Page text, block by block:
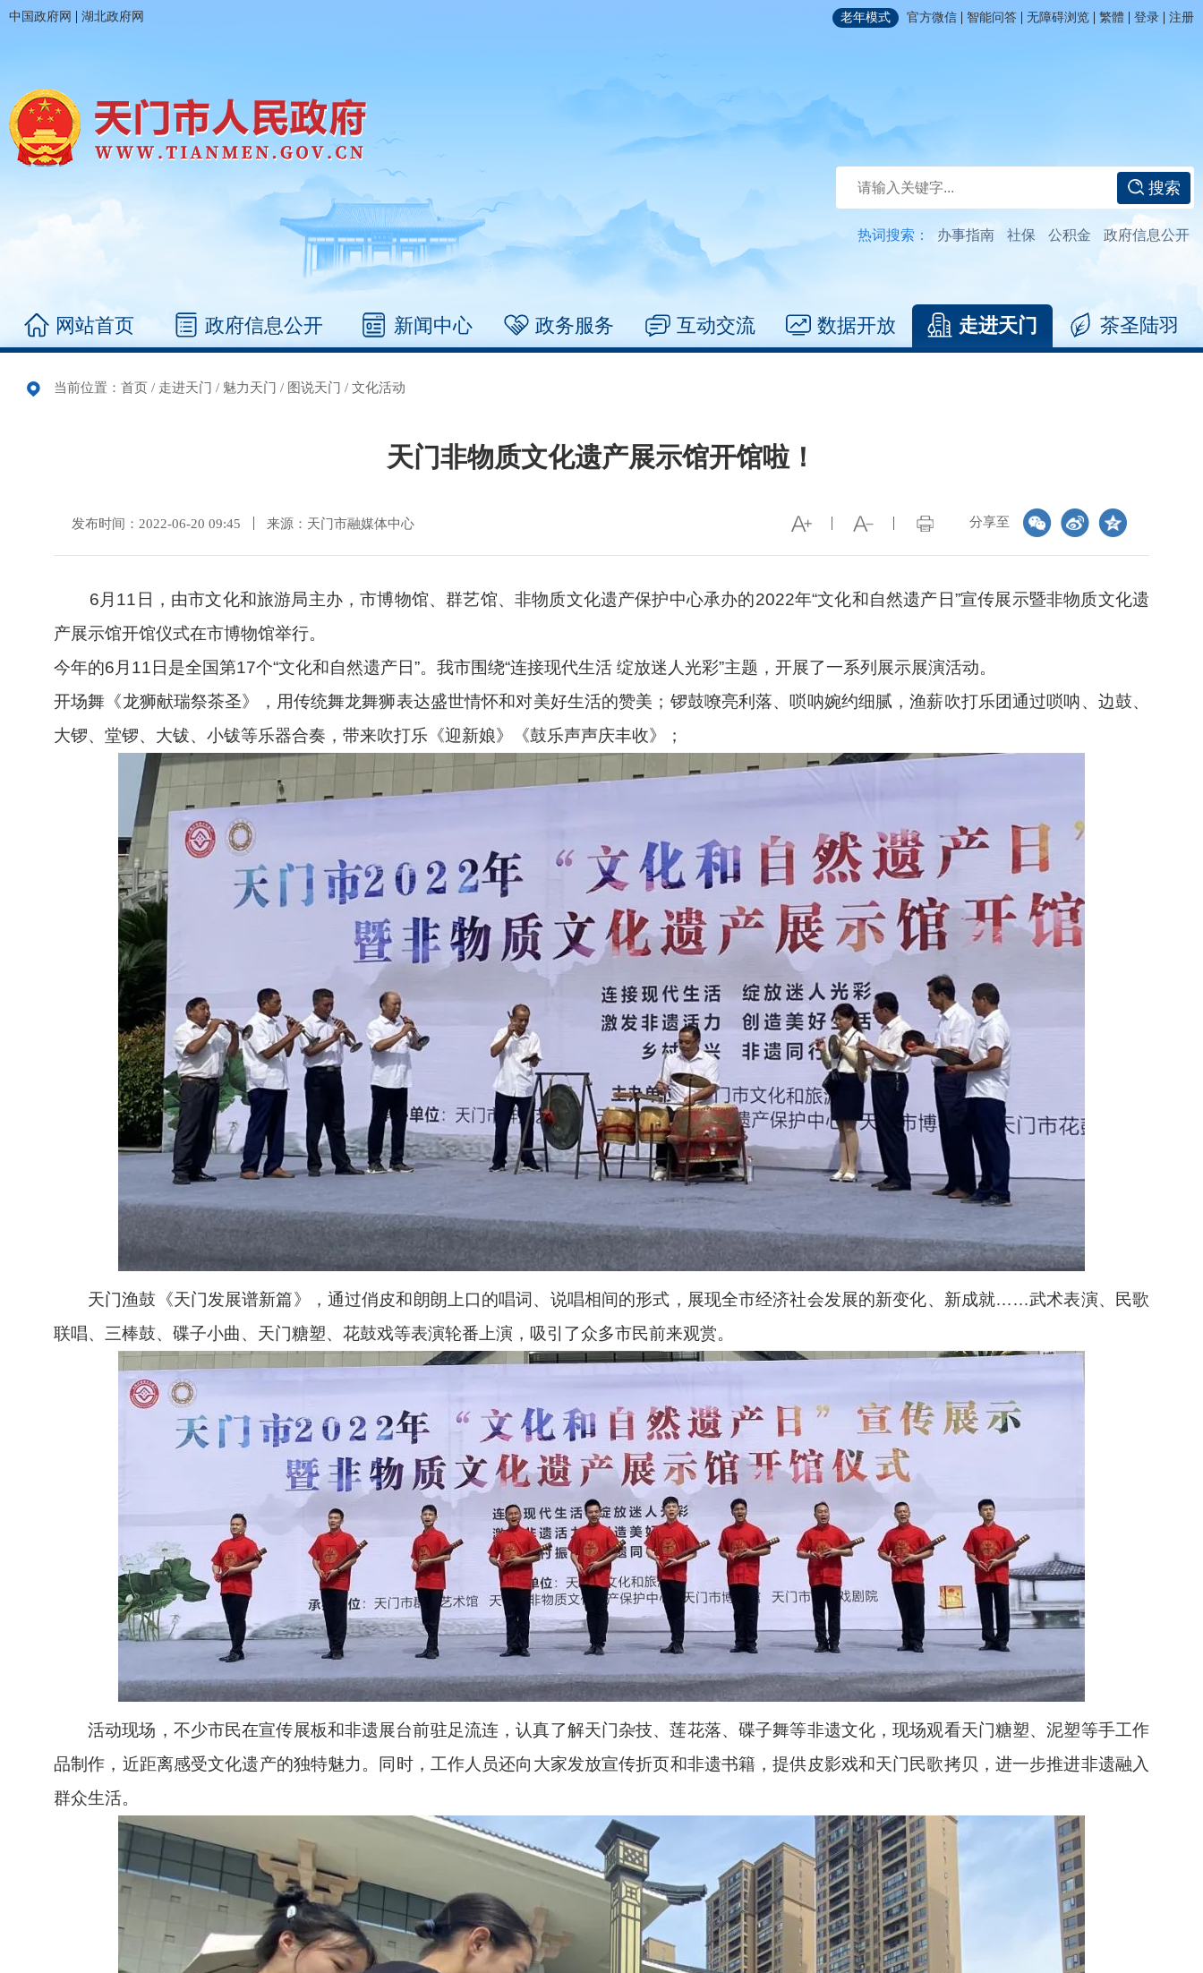
中国政府网 | 湖北政府网 老年模式 官方微信 | 智能问答 | 无障碍浏览 | 繁體 | 登录 | 注册
搜索
热词搜索： 办事指南 社保 公积金 政府信息公开
网站首页 政府信息公开 新闻中心 政务服务 互动交流 数据开放 走进天门 茶圣陆羽
当前位置： 首页 / 走进天门 / 魅力天门 / 图说天门 / 文化活动
天门非物质文化遗产展示馆开馆啦！
分享至
发布时间：2022-06-20 09:45 来源：天门市融媒体中心
6月11日，由市文化和旅游局主办，市博物馆、群艺馆、非物质文化遗产保护中心承办的2022年“文化和自然遗产日”宣传展示暨非物质文化遗
产展示馆开馆仪式在市博物馆举行。
今年的6月11日是全国第17个“文化和自然遗产日”。我市围绕“连接现代生活 绽放迷人光彩”主题，开展了一系列展示展演活动。
开场舞《龙狮献瑞祭茶圣》，用传统舞龙舞狮表达盛世情怀和对美好生活的赞美；锣鼓嘹亮利落、唢呐婉约细腻，渔薪吹打乐团通过唢呐、边鼓、
大锣、堂锣、大钹、小钹等乐器合奏，带来吹打乐《迎新娘》《鼓乐声声庆丰收》；
天门渔鼓《天门发展谱新篇》，通过俏皮和朗朗上口的唱词、说唱相间的形式，展现全市经济社会发展的新变化、新成就……武术表演、民歌
联唱、三棒鼓、碟子小曲、天门糖塑、花鼓戏等表演轮番上演，吸引了众多市民前来观赏。
活动现场，不少市民在宣传展板和非遗展台前驻足流连，认真了解天门杂技、莲花落、碟子舞等非遗文化，现场观看天门糖塑、泥塑等手工作
品制作，近距离感受文化遗产的独特魅力。同时，工作人员还向大家发放宣传折页和非遗书籍，提供皮影戏和天门民歌拷贝，进一步推进非遗融入
群众生活。